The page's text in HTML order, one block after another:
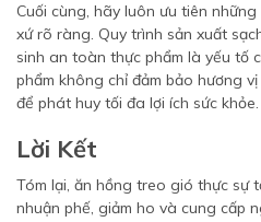
Cuối cùng, hãy luôn ưu tiên
xứ rõ ràng. Quy trình sản xuất
sinh an toàn thực phẩm là yếu tố
phẩm không chỉ đảm bảo hương
để phát huy tối đa lợi ích sức khỏe.
Lời Kết
Tóm lại, ăn hồng treo gió thực sự
nhuận phế, giảm ho và cung cấp